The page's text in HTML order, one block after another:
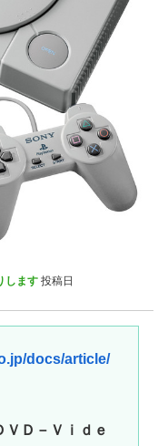
します 投稿日
docs/article/
ＶＤ－Ｖｉｄｅ